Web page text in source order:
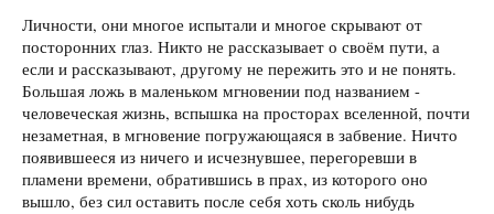
Личности, они многое испытали и многое скрывают от
посторонних глаз. Никто не рассказывает о своём пути, а
если и рассказывают, другому не пережить это и не понять.
Большая ложь в маленьком мгновении под названием -
человеческая жизнь, вспышка на просторах вселенной, почти
незаметная, в мгновение погружающаяся в забвение. Ничто
появившееся из ничего и исчезнувшее, перегоревши в
пламени времени, обратившись в прах, из которого оно
вышло, без сил оставить после себя хоть сколь нибудь